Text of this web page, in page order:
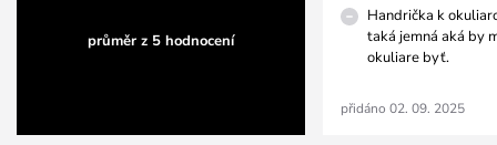
průměr z 5 hodnocení
Handrička k
taká jemná aká by
okuliare byť.
přidáno 02. 09. 2025